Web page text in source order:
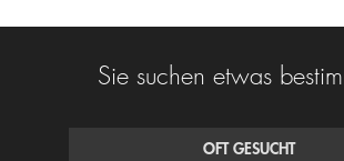
Sie suchen etwas
OFT GESUCHT